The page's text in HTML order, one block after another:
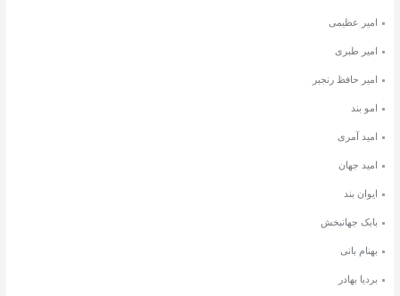
امیر عظیمی
امیر طبری
امیر حافظ رنجبر
امو بند
امید آمری
امید جهان
ایوان بند
بابک جهانبخش
بهنام بانی
بردیا بهادر